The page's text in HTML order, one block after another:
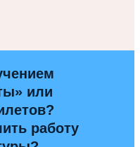
или
работу